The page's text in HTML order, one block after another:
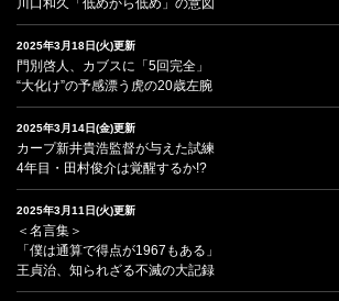
川口和久「低めから低め」の意図
2025年3月18日(火)更新
門別啓人、カブスに「5回完全」
“大化け”の予感漂う虎の20歳左腕
2025年3月14日(金)更新
カープ新井貴浩監督が与えた試練
4年目・田村俊介は覚醒するか!?
2025年3月11日(火)更新
＜名言集＞
「僕は通算で得点が1967もある」
王貞治、知られざる不滅の大記録